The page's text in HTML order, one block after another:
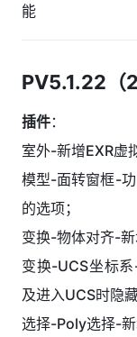
能
PV5.1.22（
插件：
室外-新增EXR虚
模型-面转窗框-
的选项；
变换-物体对齐-新
变换-UCS坐标
及进入UCS时隐
选择-Poly选择-新